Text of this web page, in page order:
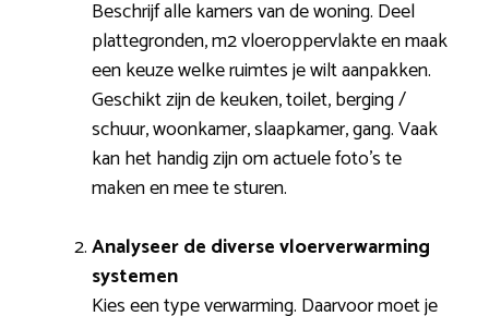
Beschrijf alle kamers van de woning. Deel
plattegronden, m2 vloeroppervlakte en maak
een keuze welke ruimtes je wilt aanpakken.
Geschikt zijn de keuken, toilet, berging /
schuur, woonkamer, slaapkamer, gang. Vaak
kan het handig zijn om actuele foto’s te
maken en mee te sturen.
Analyseer de diverse vloerverwarming
systemen
Kies een type verwarming. Daarvoor moet je